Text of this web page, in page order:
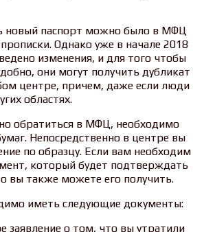
новый паспорт можно было в МФЦ
Однако уже в начале 2018
изменения, и для того чтобы
они могут получить дубликат
центре, причем, даже если люди
областях.
обратиться в МФЦ, необходимо
Непосредственно в центре вы
по образцу. Если вам необходим
который будет подтверждать
вы также можете его получить.
иметь следующие документы:
заявление о том, что вы утратили